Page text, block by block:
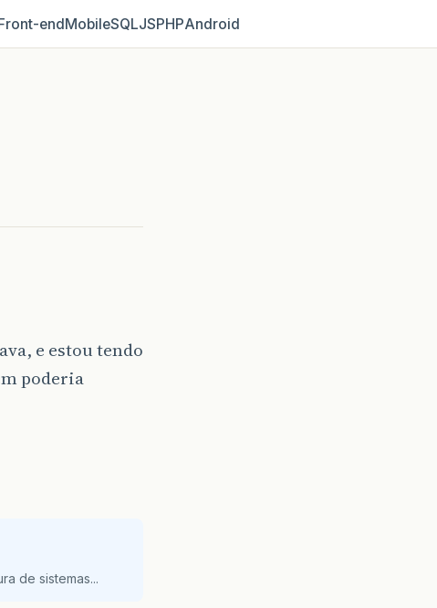
MobileSQLJSPHPAndroid
e estou tendo
poderia
de sistemas...